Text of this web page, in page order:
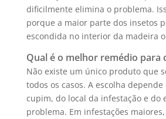
dificilmente elimina o problema.
porque a maior parte dos insetos
escondida no interior da madeira
Qual é o melhor remédio para
Não existe um único produto que
todos os casos. A escolha
cupim, do local da infestação e do
problema. Em infestações